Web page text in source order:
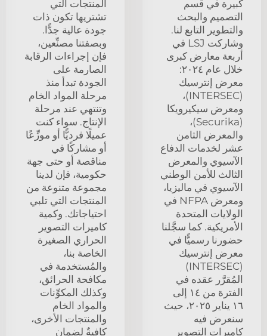
كبيرة في قسم
التصميم والبحث
والتطوير التابع لنا.
وشاركت LSJ في
أربعة معارض كبرى
خلال عام ٢٠٢٤:
معرض إنترسيك
(INTERSEC)،
ومعرض سيكيرويكا
(Securika)،
والمعرض الثامن
عشر لخدمات الدفاع
الآسيوي والمعرض
الثالث للأمن الوطني
الآسيوي في ماليزيا،
ومعرض NFPA في
الولايات المتحدة
الأمريكية. كما سجَّلنا
حضورنا رسميًّا في
معرض إنترسيك
(INTERSEC)
المُقرَّر عقده في
الفترة من ١٤ إلى
١٦ يناير ٢٠٢٥، حيث
سنعرض فيه
كاميرات التصوير
المنتجات التي
تشتريها تكون ذات
جودة عالية جدًّا.
وبصفتنا مصنِّعين،
فإن إجراءات الرقابة
الصارمة على
الجودة تبدأ منذ
مرحلة المواد الخام
وتنتهي عند مرحلة
الإنتاج. سواء كنت
عميلًا فرديًّا أو موزِّعًا
أو مشاركًا في
مناقصة أو حتى جهة
حكومية، فإن لدينا
مجموعة متنوعة من
المنتجات التي تلبي
احتياجاتك. وكمية
كاميرات التصوير
الحراري الصغيرة
الخاصة بنا،
والمُستخدمة في
مكافحة الحرائق،
وكذلك المكوِّنات
والمواد الخام
والمنتجات الأخرى،
كافيةٌ لضمان